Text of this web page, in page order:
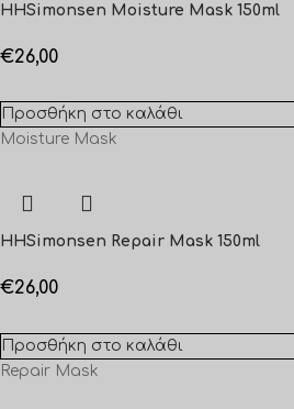
HHSimonsen Moisture Mask 150ml
€26,00
Προσθήκη στο καλάθι
Moisture Mask
HHSimonsen Repair Mask 150ml
€26,00
Προσθήκη στο καλάθι
Repair Mask